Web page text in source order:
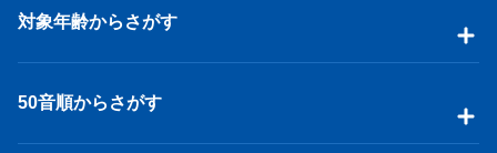
対象年齢からさがす
50音順からさがす